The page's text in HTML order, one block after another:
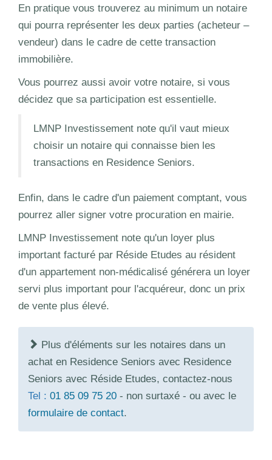
En pratique vous trouverez au minimum un notaire
qui pourra représenter les deux parties (acheteur –
vendeur) dans le cadre de cette transaction
immobilière.
Vous pourrez aussi avoir votre notaire, si vous
décidez que sa participation est essentielle.
LMNP Investissement note qu'il vaut mieux
choisir un notaire qui connaisse bien les
transactions en Residence Seniors.
Enfin, dans le cadre d'un paiement comptant, vous
pourrez aller signer votre procuration en mairie.
LMNP Investissement note qu'un loyer plus
important facturé par Réside Etudes au résident
d'un appartement non-médicalisé générera un loyer
servi plus important pour l'acquéreur, donc un prix
de vente plus élevé.
Plus d'éléments sur les notaires dans un
achat en Residence Seniors avec Residence
Seniors avec Réside Etudes, contactez-nous
Tel : 01 85 09 75 20 - non surtaxé - ou avec le
formulaire de contact.